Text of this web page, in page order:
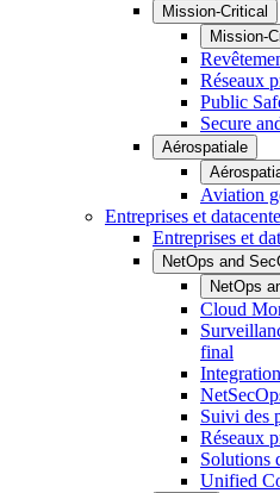
Mission-Critical
Mission-
Réseaux
Public
Secure
Aérospatiale
Aviation
Entreprises et
Entreprises et
NetOps and
NetOps
Cloud
final
Suivi des
Réseaux
Solutions
Unified